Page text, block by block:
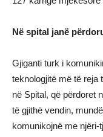
Në spital janë
Gjiganti turk i
teknologjitë më të reja
në Spital, që përdoret
të gjithë vendin,
komunikojnë me njëri-